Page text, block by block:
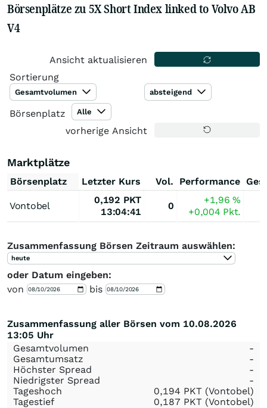
Börsenplätze zu 5X Short Index linked to Volvo AB
V4
Ansicht aktualisieren
Sortierung
Gesamtvolumen absteigend
Börsenplatz Alle
vorherige Ansicht
Marktplätze
Börsenplatz Letzter Kurs Vol. Performance
Vontobel
0,192 PKT
13:04:41
0
+1,96%
+0,004 Pkt.
Zusammenfassung Börsen Zeitraum auswählen:
heute
oder Datum eingeben:
von
bis
Zusammenfassung aller Börsen vom 10.08.2026
13:05 Uhr
Gesamtvolumen
-
Gesamtumsatz
-
Höchster Spread
-
Niedrigster Spread
-
Tageshoch
0,194 PKT (Vontobel)
Tagestief
0,187 PKT (Vontobel)